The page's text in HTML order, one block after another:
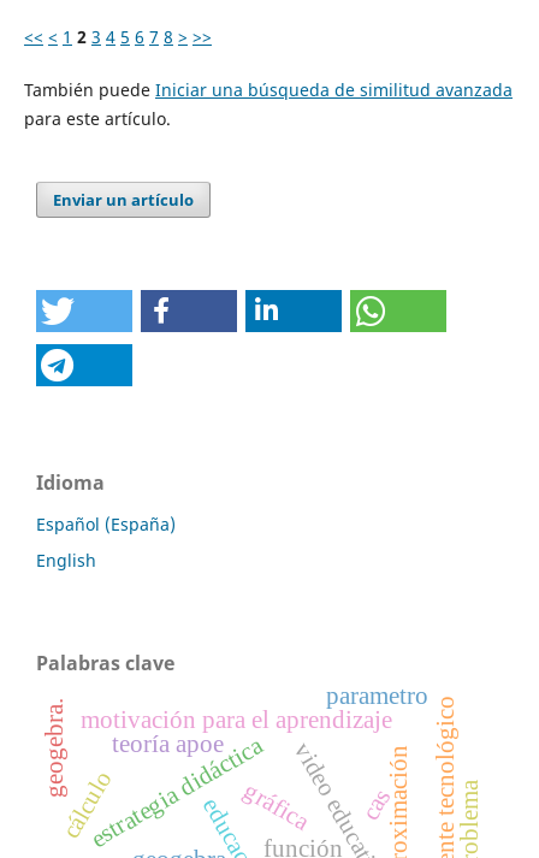
<< < 1 2 3 4 5 6 7 8 > >>
También puede Iniciar una búsqueda de similitud avanzada
para este artículo.
Enviar un artículo
Idioma
Español (España)
English
Palabras clave
estrategia didácticavideo educativo
motivación para el aprendizaje
aproximación
función
cálculo
teoría apoe
gráfica
geogebra. ambiente tecnológico
cas
parametro